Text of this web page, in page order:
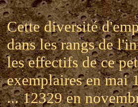
Cette diversité
dans les rangs de
les effectifs de ce
exemplaires en mai
... 12329 en